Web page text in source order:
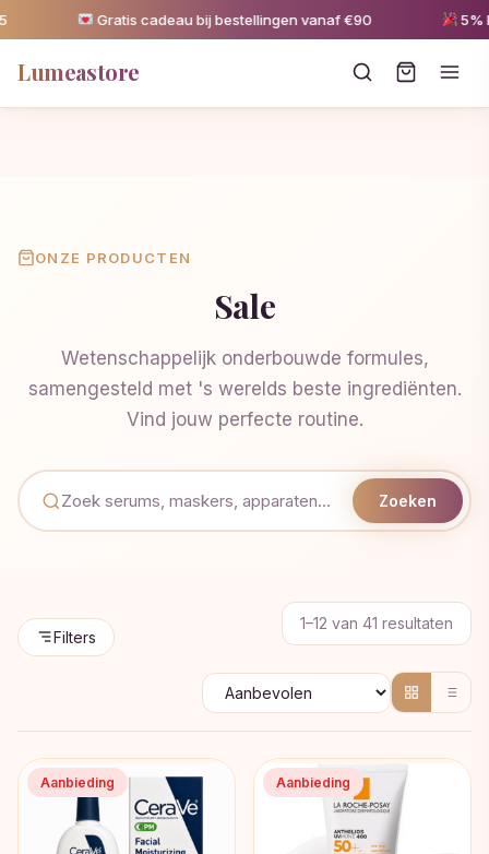
Gratis cadeau bij bestellingen vanaf €90 5%
Lumeastore
ONZE PRODUCTEN
Sale
Wetenschappelijk onderbouwde formules,
samengesteld met 's werelds beste ingrediënten.
Vind jouw perfecte routine.
Zoeken
Filters
1–12 van 41 resultaten
op
Aanbieding Aanbieding